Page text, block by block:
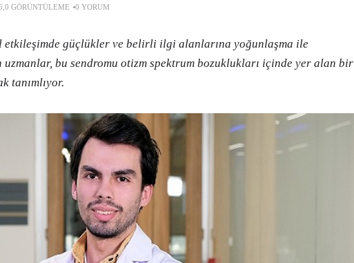
GÖRÜNTÜLEME 0 YORUM
etkileşimde güçlükler ve belirli ilgi alanlarına yoğunlaşma ile
bu sendromu otizm spektrum bozuklukları içinde yer alan bir
tanımlıyor.